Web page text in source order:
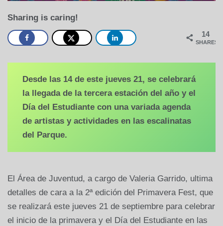
Sharing is caring!
14
SHARES
Desde las 14 de este jueves 21, se celebrará
la llegada de la tercera estación del año y el
Día del Estudiante con una variada agenda
de artistas y actividades en las escalinatas
del Parque.
El Área de Juventud, a cargo de Valeria Garrido, ultima
detalles de cara a la 2ª edición del Primavera Fest, que
se realizará este jueves 21 de septiembre para celebrar
el inicio de la primavera y el Día del Estudiante en las